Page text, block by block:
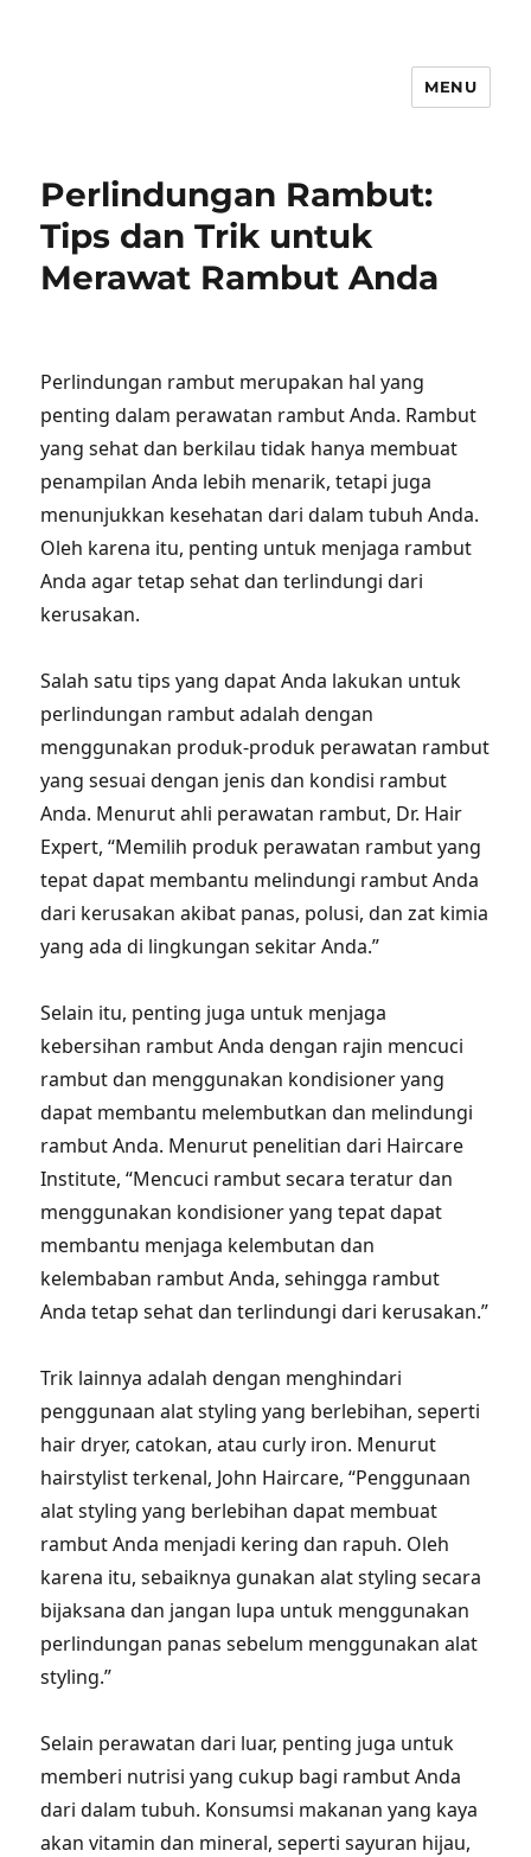
MENU
Perlindungan Rambut:
Tips dan Trik untuk
Merawat Rambut Anda
Perlindungan rambut merupakan hal yang
penting dalam perawatan rambut Anda. Rambut
yang sehat dan berkilau tidak hanya membuat
penampilan Anda lebih menarik, tetapi juga
menunjukkan kesehatan dari dalam tubuh Anda.
Oleh karena itu, penting untuk menjaga rambut
Anda agar tetap sehat dan terlindungi dari
kerusakan.
Salah satu tips yang dapat Anda lakukan untuk
perlindungan rambut adalah dengan
menggunakan produk-produk perawatan rambut
yang sesuai dengan jenis dan kondisi rambut
Anda. Menurut ahli perawatan rambut, Dr. Hair
Expert, “Memilih produk perawatan rambut yang
tepat dapat membantu melindungi rambut Anda
dari kerusakan akibat panas, polusi, dan zat kimia
yang ada di lingkungan sekitar Anda.”
Selain itu, penting juga untuk menjaga
kebersihan rambut Anda dengan rajin mencuci
rambut dan menggunakan kondisioner yang
dapat membantu melembutkan dan melindungi
rambut Anda. Menurut penelitian dari Haircare
Institute, “Mencuci rambut secara teratur dan
menggunakan kondisioner yang tepat dapat
membantu menjaga kelembutan dan
kelembaban rambut Anda, sehingga rambut
Anda tetap sehat dan terlindungi dari kerusakan.”
Trik lainnya adalah dengan menghindari
penggunaan alat styling yang berlebihan, seperti
hair dryer, catokan, atau curly iron. Menurut
hairstylist terkenal, John Haircare, “Penggunaan
alat styling yang berlebihan dapat membuat
rambut Anda menjadi kering dan rapuh. Oleh
karena itu, sebaiknya gunakan alat styling secara
bijaksana dan jangan lupa untuk menggunakan
perlindungan panas sebelum menggunakan alat
styling.”
Selain perawatan dari luar, penting juga untuk
memberi nutrisi yang cukup bagi rambut Anda
dari dalam tubuh. Konsumsi makanan yang kaya
akan vitamin dan mineral, seperti sayuran hijau,